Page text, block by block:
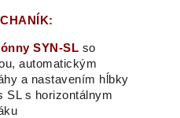
SYN -SL so
, automatickým
a nastavením hĺbky
SL s horizontálnym